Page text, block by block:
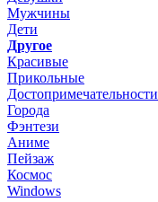
Мужчины
Дети
Другое
Красивые
Прикольные
Достопримечательности
Города
Фэнтези
Аниме
Пейзаж
Космос
Windows